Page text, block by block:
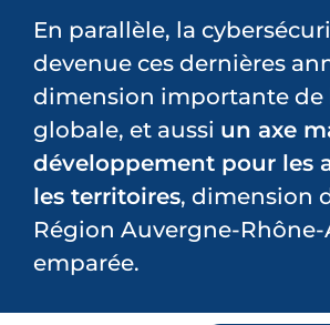
En parallèle, la
devenue ces dernières
dimension importante de
globale, et aussi un axe
développement pour les
les territoires, dimension
Région Auvergne-Rhône-
emparée.